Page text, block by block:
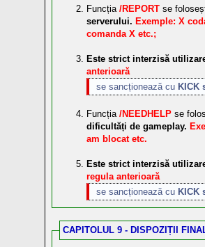
Funcția /REPORT se
serverului. Exemple: X
comanda X etc.;
Este strict interzisă
anterioară
se sancționează cu KICK
Funcția /NEEDHELP se
dificultăți de gameplay.
am blocat etc.
Este strict interzisă
regula anterioară
se sancționează cu KICK
CAPITOLUL 9 - DISPOZIȚII